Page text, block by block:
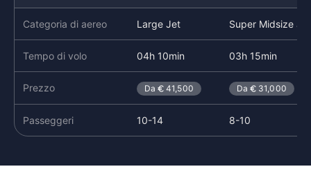
Categoria di aereo Large Jet Super Midsize Jet
Tempo di volo 04h 10min 03h 15min
Prezzo Da 41,500 Da 31,000
Passeggeri 10-14 8-10